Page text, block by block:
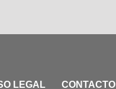
LEGAL CONTACTO